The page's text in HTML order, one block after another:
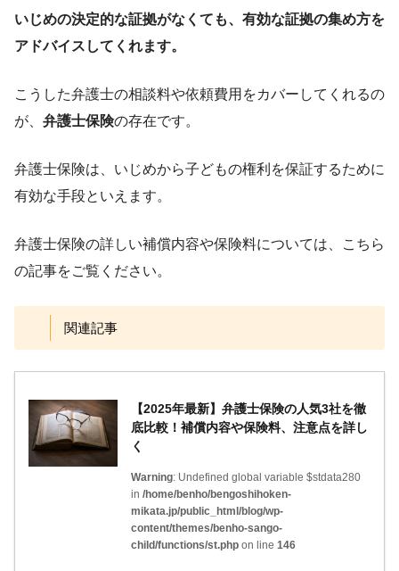
いじめの決定的な証拠がなくても、有効な証拠の集め方を
アドバイスしてくれます。
こうした弁護士の相談料や依頼費用をカバーしてくれるの
が、 弁護士保険の存在です。
弁護士保険は、いじめから子どもの権利を保証するために
有効な手段といえます。
弁護士保険の詳しい補償内容や保険料については、こちら
の記事をご覧ください。
関連記事
【2025年最新】弁護士保険の人気3社を徹
底比較！補償内容や保険料、注意点を詳し
く
Warning: Undefined global variable $stdata280
in /home/benho/bengoshihoken-
mikata.jp/public_html/blog/wp-
content/themes/benho-sango-
child/functions/st.php on line 146